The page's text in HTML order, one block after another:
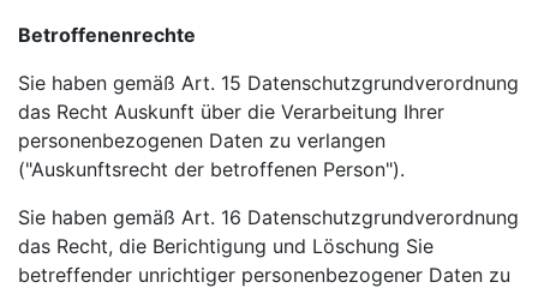
Betroffenenrechte
Sie haben gemäß Art. 15 Datenschutzgrundverordnung
das Recht Auskunft über die Verarbeitung Ihrer
personenbezogenen Daten zu verlangen
("Auskunftsrecht der betroffenen Person").
Sie haben gemäß Art. 16 Datenschutzgrundverordnung
das Recht, die Berichtigung und Löschung Sie
betreffender unrichtiger personenbezogener Daten zu